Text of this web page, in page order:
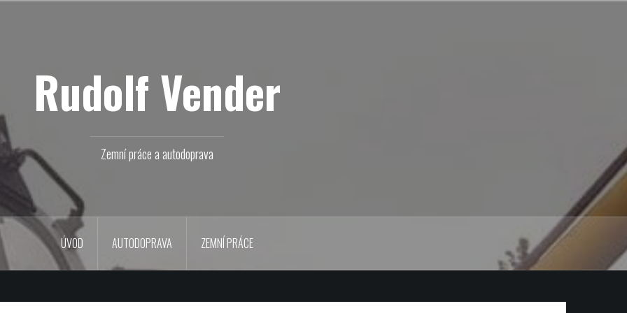
Rudolf Vender
Zemní práce a autodoprava
ÚVOD AUTODOPRAVA ZEMNÍ PRÁCE